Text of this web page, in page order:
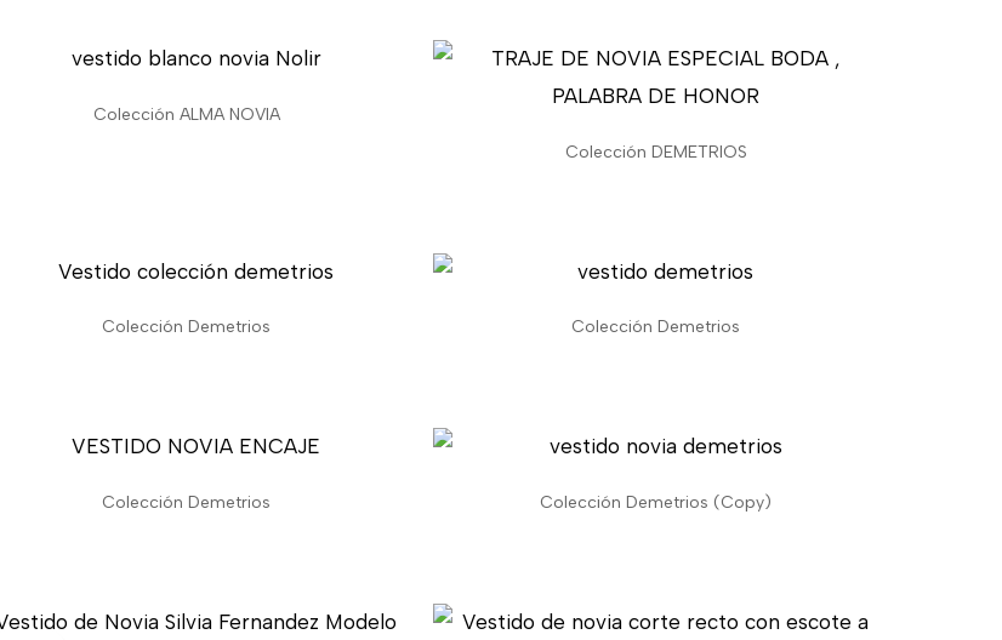
Colección ALMA NOVIA
Colección DEMETRIOS
Colección Demetrios Colección Demetrios
Colección Demetrios Colección Demetrios (Copy)
El
El